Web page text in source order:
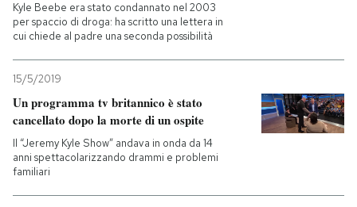
Kyle Beebe era stato condannato nel 2003
per spaccio di droga: ha scritto una lettera in
cui chiede al padre una seconda possibilità
15/5/2019
Un programma tv britannico è stato
cancellato dopo la morte di un ospite
Il “Jeremy Kyle Show” andava in onda da 14
anni spettacolarizzando drammi e problemi
familiari